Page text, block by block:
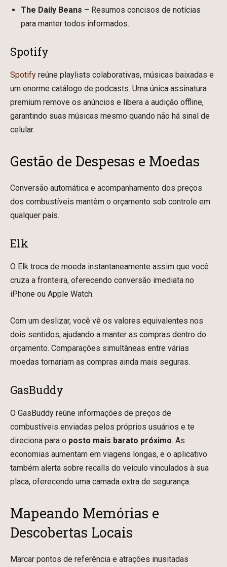
The Daily Beans – Resumos concisos de notícias
para manter todos informados.
Spotify
Spotify reúne playlists colaborativas, músicas baixadas e
um enorme catálogo de podcasts. Uma única assinatura
premium remove os anúncios e libera a audição offline,
garantindo suas músicas mesmo quando não há sinal de
celular.
Gestão de Despesas e Moedas
Conversão automática e acompanhamento dos preços
dos combustíveis mantêm o orçamento sob controle em
qualquer país.
Elk
O Elk troca de moeda instantaneamente assim que você
cruza a fronteira, oferecendo conversão imediata no
iPhone ou Apple Watch.
Com um deslizar, você vê os valores equivalentes nos
dois sentidos, ajudando a manter as compras dentro do
orçamento. Comparações simultâneas entre várias
moedas tornariam as compras ainda mais seguras.
GasBuddy
O GasBuddy reúne informações de preços de
combustíveis enviadas pelos próprios usuários e te
direciona para o posto mais barato próximo. As
economias aumentam em viagens longas, e o aplicativo
também alerta sobre recalls do veículo vinculados à sua
placa, oferecendo uma camada extra de segurança.
Mapeando Memórias e
Descobertas Locais
Marcar pontos de referência e atrações inusitadas